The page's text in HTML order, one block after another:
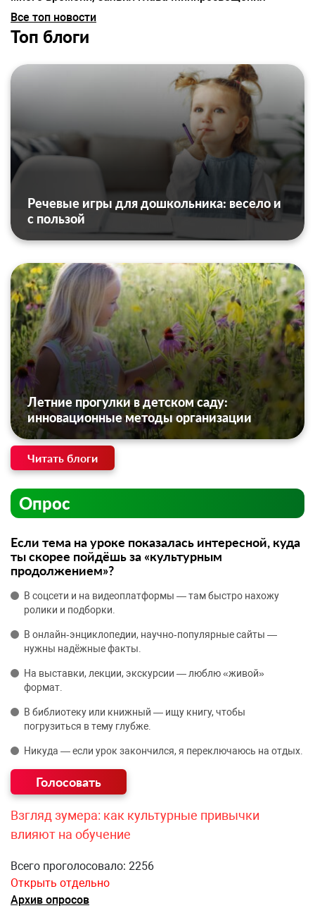
Все топ новости
Топ блоги
Речевые игры для дошкольника: весело и
с пользой
Летние прогулки в детском саду:
инновационные методы организации
Читать блоги
Опрос
Если тема на уроке показалась интересной, куда
ты скорее пойдёшь за «культурным
продолжением»?
В соцсети и на видеоплатформы — там быстро нахожу
ролики и подборки.
В онлайн‑энциклопедии, научно‑популярные сайты —
нужны надёжные факты.
На выставки, лекции, экскурсии — люблю «живой»
формат.
В библиотеку или книжный — ищу книгу, чтобы
погрузиться в тему глубже.
Никуда — если урок закончился, я переключаюсь на отдых.
Взгляд зумера: как культурные привычки
влияют на обучение
Всего проголосовало: 2256
Открыть отдельно
Архив опросов